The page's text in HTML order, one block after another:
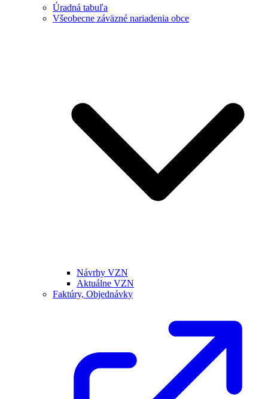
Úradná tabuľa
Všeobecne záväzné nariadenia obce
Návrhy VZN
Aktuálne VZN
Faktúry, Objednávky